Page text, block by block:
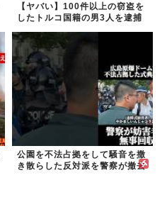
【ヤバい】100件以上の窃盗を
したトルコ国籍の男3人を逮捕
公園を不法占拠をして騒音を撒
き散らした反対派を警察が撤去